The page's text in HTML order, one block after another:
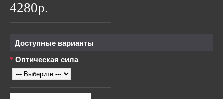
4280р.
Доступные варианты
Оптическая сила